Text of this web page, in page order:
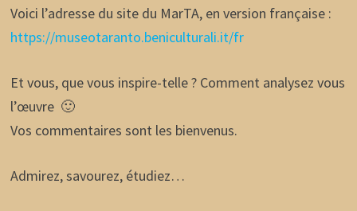
Voici l’adresse du site du MarTA, en version française :
https://museotaranto.beniculturali.it/fr
Et vous, que vous inspire-telle ? Comment analysez vous
l’œuvre 🙂
Vos commentaires sont les bienvenus.
Admirez, savourez, étudiez…